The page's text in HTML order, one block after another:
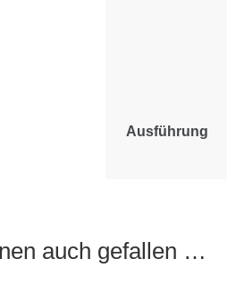
Ausführung
auch gefallen …